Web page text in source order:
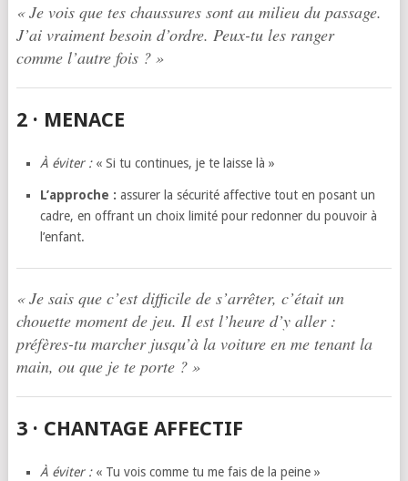
« Je vois que tes chaussures sont au milieu du passage.
J’ai vraiment besoin d’ordre. Peux-tu les ranger
comme l’autre fois ? »
2 · MENACE
À éviter :« Si tu continues, je te laisse là »
L’approche : assurer la sécurité affective tout en posant un
cadre, en offrant un choix limité pour redonner du pouvoir à
l’enfant.
« Je sais que c’est difficile de s’arrêter, c’était un
chouette moment de jeu. Il est l’heure d’y aller :
préfères-tu marcher jusqu’à la voiture en me tenant la
main, ou que je te porte ? »
3 · CHANTAGE AFFECTIF
À éviter :« Tu vois comme tu me fais de la peine »